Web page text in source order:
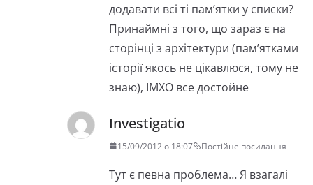
додавати всі ті пам’ятки у списки?
Принаймні з того, що зараз є на
сторінці з архітектури (пам’ятками
історії якось не цікавлюся, тому не
знаю), ІМХО все достойне
Investigatio
15/09/2012 о 18:07 Постійне посилання
Тут є певна проблема… Я взагалі